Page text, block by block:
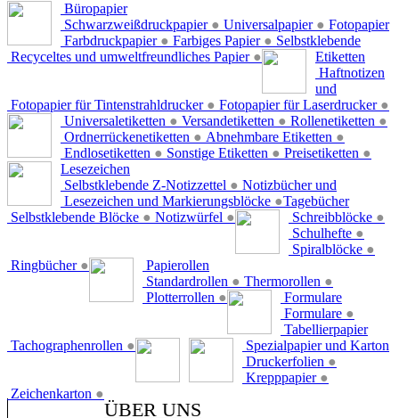
Büropapier
Schwarzweißdruckpapier ● Universalpapier ●
Farbdruckpapier ● Farbiges Papier ●
Recyceltes und umweltfreundliches Papier ●
Fotopapier
Fotopapier für Tintenstrahldrucker ● Fotopapier für Laserdrucker ●
Selbstklebende
Etiketten
Universaletiketten ● Versandetiketten ● Rollenetiketten ●
Ordnerrückenetiketten ● Abnehmbare Etiketten ●
Endlosetiketten ● Sonstige Etiketten ● Preisetiketten ●
Haftnotizen
und
Lesezeichen
Selbstklebende Z-Notizzettel ●
Lesezeichen und Markierungsblöcke ●
Selbstklebende Blöcke ● Notizwürfel ●
Notizbücher und
Tagebücher
Schreibblöcke ●
Schulhefte ●
Spiralblöcke ●
Ringbücher ●
Papierollen
Standardrollen ● Thermorollen ●
Plotterrollen ●
Formulare
Formulare ●
Tachographenrollen ●
Tabellierpapier
Spezialpapier und Karton
Druckerfolien ●
Krepppapier ●
Zeichenkarton ●
ÜBER UNS